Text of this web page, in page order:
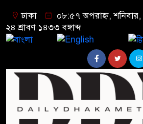
ঢাকা
০৮:৫৭ অপরাহ্ন,
২৪ শ্রাবণ ১৪৩৩ বঙ্গাব্দ